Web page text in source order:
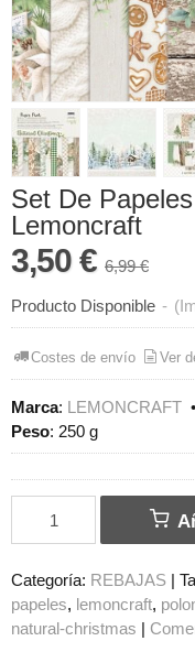
Set De
Lemoncraft
3,50 € 6,99 €
Producto Disponible -
Costes de envío Ver
Marca: LEMONCRAFT •
Peso: 250 g
Categoría: REBAJAS |
papeles lemoncraft
natural-christmas |